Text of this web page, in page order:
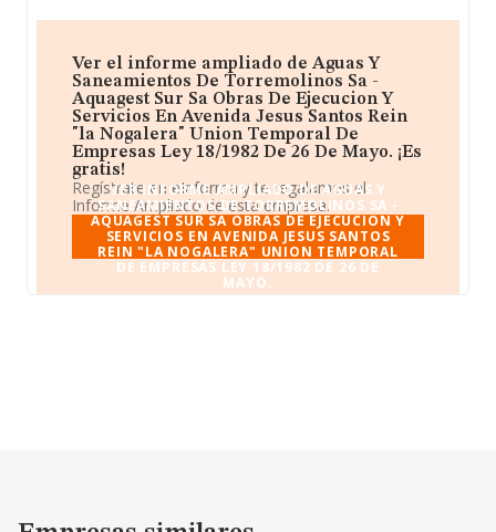
Ver el informe ampliado de Aguas Y
Saneamientos De Torremolinos Sa -
Aquagest Sur Sa Obras De Ejecucion Y
Servicios En Avenida Jesus Santos Rein
"la Nogalera" Union Temporal De
Empresas Ley 18/1982 De 26 De Mayo. ¡Es
gratis!
Regístrate en eInforma y te regalamos el
Informe Ampliado de esta empresa.
VER INFORME AMPLIADO DE AGUAS Y
SANEAMIENTOS DE TORREMOLINOS SA -
AQUAGEST SUR SA OBRAS DE EJECUCION Y
SERVICIOS EN AVENIDA JESUS SANTOS
REIN "LA NOGALERA" UNION TEMPORAL
DE EMPRESAS LEY 18/1982 DE 26 DE
MAYO.
Empresas similares